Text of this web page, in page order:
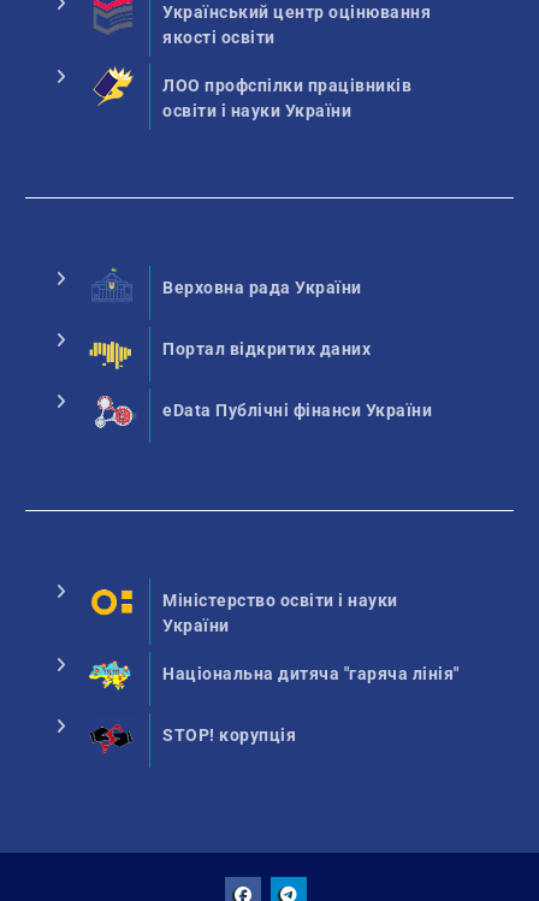
Український центр оцінювання
якості освіти
ЛОО профспілки працівників
освіти і науки України
Верховна рада України
Портал відкритих даних
eData Публічні фінанси України
Міністерство освіти і науки
України
Національна дитяча "гаряча лінія"
STOP! корупція